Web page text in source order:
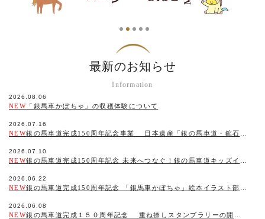
最新のお知らせ
Information
2026.08.06
NEW 「銀馬車かぼちゃ」の収穫体験について
2026.07.16
NEW銀の馬車道完成150周年記念事業 日本遺産「銀の馬車道・鉱石の道」川柳コンテストの開催について
2026.07.10
NEW銀の馬車道完成150周年記念 未来へつなぐ！銀の馬車道キッズイベントin姫路 ～150 年のひみつを解き明かそう！～ 遊びながら学べるクイズラリーに親子で挑戦！
2026.06.22
NEW銀の馬車道完成150周年記念 「銀馬車かぼちゃ」絵本イラスト部門コンテストの実施について
2026.06.08
NEW銀の馬車道完成１５０周年記念 重ね捺しスタンプラリーの開催について